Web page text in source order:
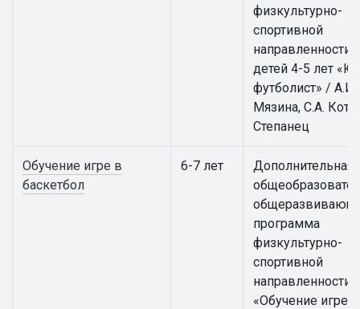
физкультурно-
спортивной
направленности
детей 4-5 лет
футболист» / А.И.
Мязина, С.А.
Степанец
Обучение игре в
баскетбол
6-7 лет
Дополнительная
программа
физкультурно-
спортивной
направленности
«Обучение игре в